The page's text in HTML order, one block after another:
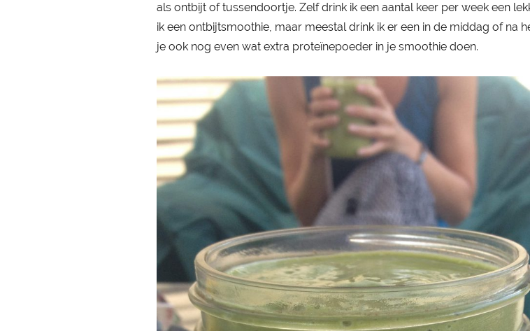
als ontbijt of tussendoortje. Zelf drink ik een aantal keer per week een
ik een ontbijtsmoothie, maar meestal drink ik er een in de middag of na
je ook nog even wat extra proteïnepoeder in je smoothie doen.